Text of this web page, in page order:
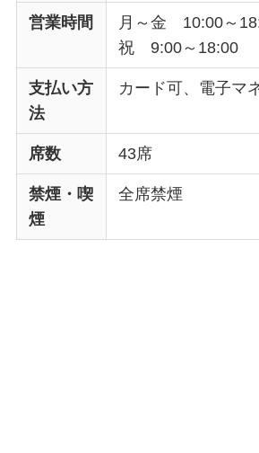
営業時間
月～金 10:00～
祝 9:00～18:00
支払い方
法
カード可、電子マ
席数 43席
禁煙・喫
煙
全席禁煙